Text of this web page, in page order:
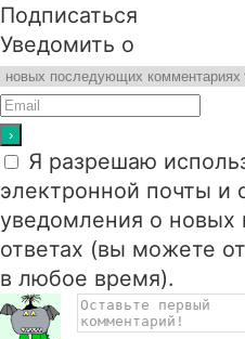
Подписаться
Уведомить о
Я разрешаю
электронной почты и
уведомления о новых
ответах (вы можете
в любое время).